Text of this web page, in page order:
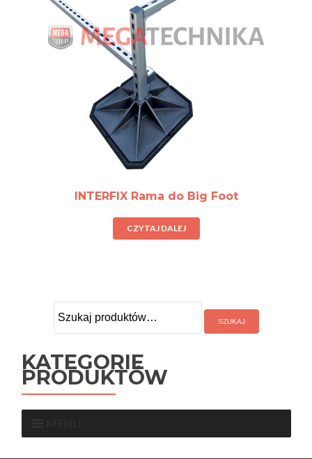
INTERFIX Rama do Big Foot
CZYTAJ DALEJ
KATEGORIE
PRODUKTÓW